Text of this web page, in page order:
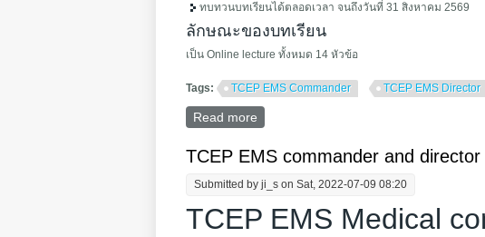
ทบทวนบทเรียนได้ตลอดเวลา จนถึงวันที่ 31 สิงหาคม 2569
ลักษณะของบทเรียน
เป็น Online lecture ทั้งหมด 14 หัวข้อ
Tags: TCEP EMS Commander TCEP EMS Director
Read more
TCEP EMS commander and director
Submitted byji_s on Sat, 2022-07-09 08:20
TCEP EMS Medical